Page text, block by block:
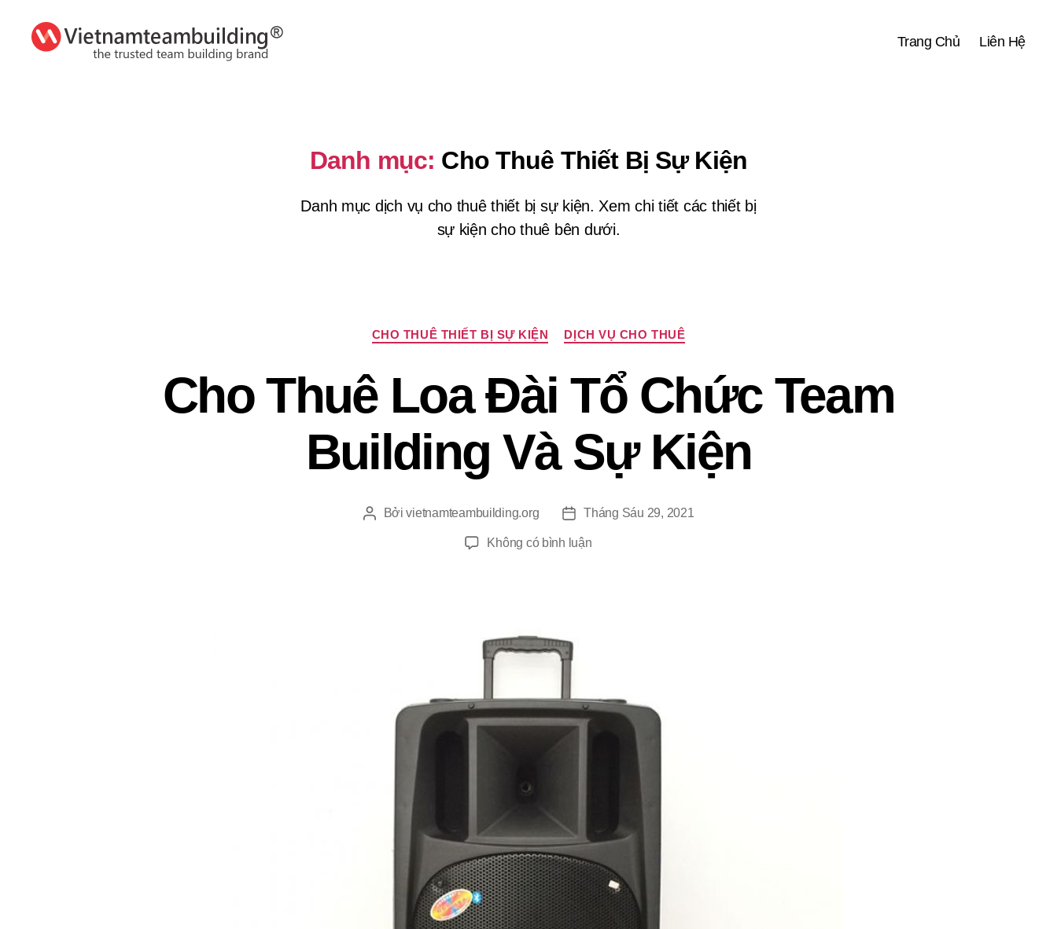
Trang Chủ Liên Hệ
Danh mục: Cho Thuê Thiết Bị Sự Kiện
Danh mục dịch vụ cho thuê thiết bị sự kiện. Xem chi tiết các thiết bị
sự kiện cho thuê bên dưới.
Chuyên
mục
CHO THUÊ THIẾT BỊ SỰ KIỆN DỊCH VỤ CHO THUÊ
Cho Thuê Loa Đài Tổ Chức Team
Building Và Sự Kiện
TácBởivietnamteambuilding.org
NgàyTháng Sáu 29, 2021
Không có bình luậnở
Và